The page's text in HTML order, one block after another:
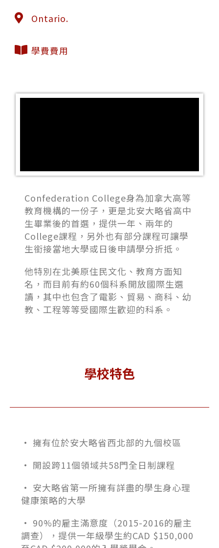
Ontario.
學費費用
Confederation College身為加拿大高等
教育機構的一份子，更是北安大略省高中
生畢業後的首選，提供一年、兩年的
College課程，另外也有部分課程可讓學
生銜接當地大學或日後申請學分折抵。
他特別在北美原住民文化、教育方面知
名，而目前有約60個科系開放國際生選
讀，其中也包含了電影、貿易、商科、幼
教、工程等等受國際生歡迎的科系。
學校特色
• 擁有位於安大略省西北部的九個校區
• 開設跨11個領域共58門全日制課程
• 安大略省第一所擁有詳盡的學生身心理
健康策略的大學
• 90%的雇主滿意度（2015-2016的雇主
調查），提供一年級學生約CAD $150,000